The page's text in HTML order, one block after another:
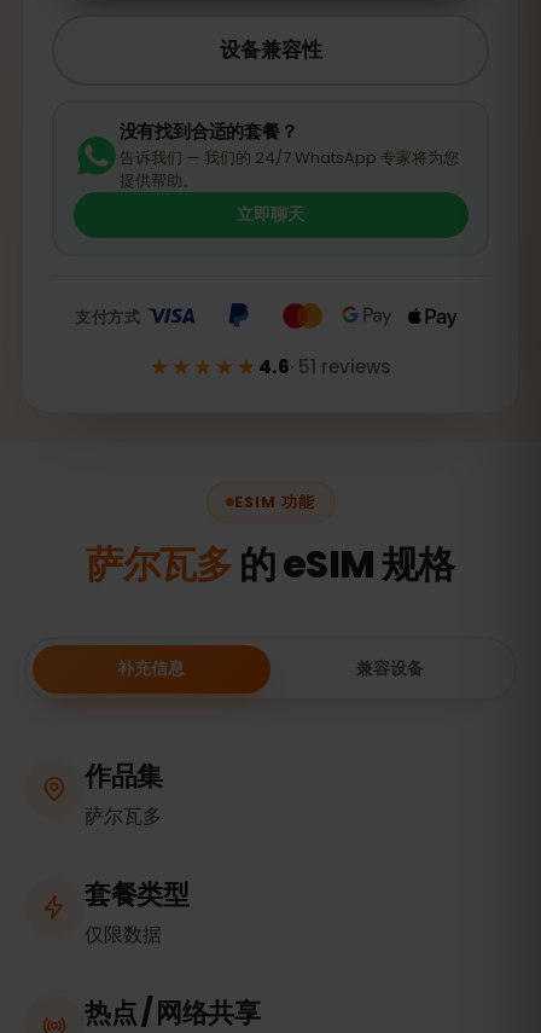
设备兼容性
没有找到合适的套餐？
告诉我们 — 我们的 24/7 WhatsApp 专家将为您
提供帮助。
立即聊天
支付方式
★★★★★ 4.6· 51 reviews
ESIM 功能
萨尔瓦多的 eSIM 规格
补充信息 兼容设备
作品集
萨尔瓦多
套餐类型
仅限数据
热点 / 网络共享